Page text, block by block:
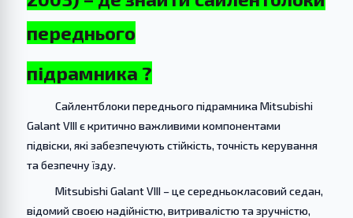
переднього
підрамника ?
Сайлентблоки переднього підрамника Mitsubishi
Galant VIII є критично важливими компонентами
підвіски, які забезпечують стійкість, точність керування
та безпечну їзду.
Mitsubishi Galant VIII – це середньокласовий седан,
відомий своєю надійністю, витривалістю та зручністю,